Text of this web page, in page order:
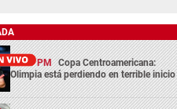
13:29 PM Copa Centroamericana:
Olimpia está perdiendo en terrible inicio